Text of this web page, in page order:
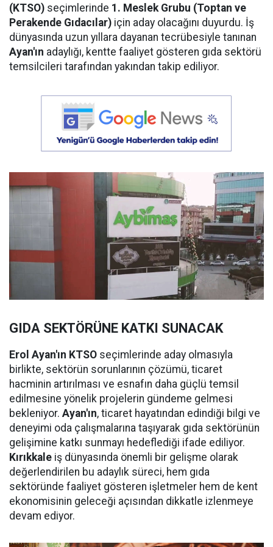
(KTSO) seçimlerinde 1. Meslek Grubu (Toptan ve
Perakende Gıdacılar) için aday olacağını duyurdu. İş
dünyasında uzun yıllara dayanan tecrübesiyle tanınan
Ayan'ın adaylığı, kentte faaliyet gösteren gıda sektörü
temsilcileri tarafından yakından takip ediliyor.
GIDA SEKTÖRÜNE KATKI SUNACAK
Erol Ayan'ın KTSO seçimlerinde aday olmasıyla
birlikte, sektörün sorunlarının çözümü, ticaret
hacminin artırılması ve esnafın daha güçlü temsil
edilmesine yönelik projelerin gündeme gelmesi
bekleniyor. Ayan'ın, ticaret hayatından edindiği bilgi ve
deneyimi oda çalışmalarına taşıyarak gıda sektörünün
gelişimine katkı sunmayı hedeflediği ifade ediliyor.
Kırıkkale iş dünyasında önemli bir gelişme olarak
değerlendirilen bu adaylık süreci, hem gıda
sektöründe faaliyet gösteren işletmeler hem de kent
ekonomisinin geleceği açısından dikkatle izlenmeye
devam ediyor.